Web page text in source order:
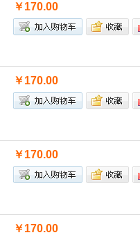
￥170.00
￥170.00
￥170.00
￥170.00